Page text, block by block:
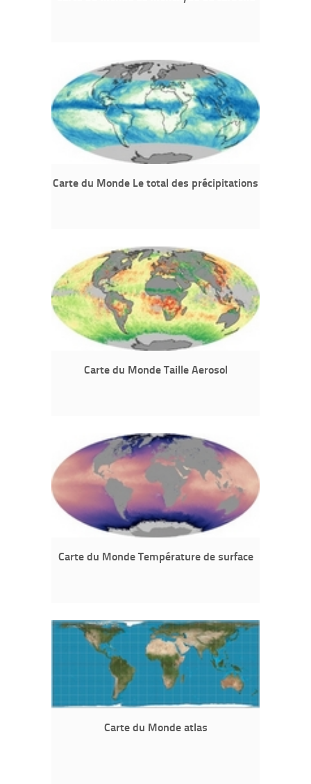
Carte du Monde Le total des précipitations
Carte du Monde Taille Aerosol
Carte du Monde Température de surface
Carte du Monde atlas